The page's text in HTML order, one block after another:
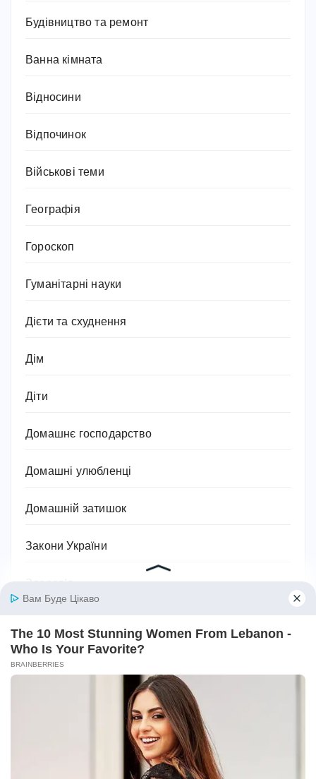
Будівництво та ремонт
Ванна кімната
Відносини
Відпочинок
Військові теми
Географія
Гороскоп
Гуманітарні науки
Дієти та схуднення
Дім
Діти
Домашнє господарство
Домашні улюбленці
Домашній затишок
Закони України